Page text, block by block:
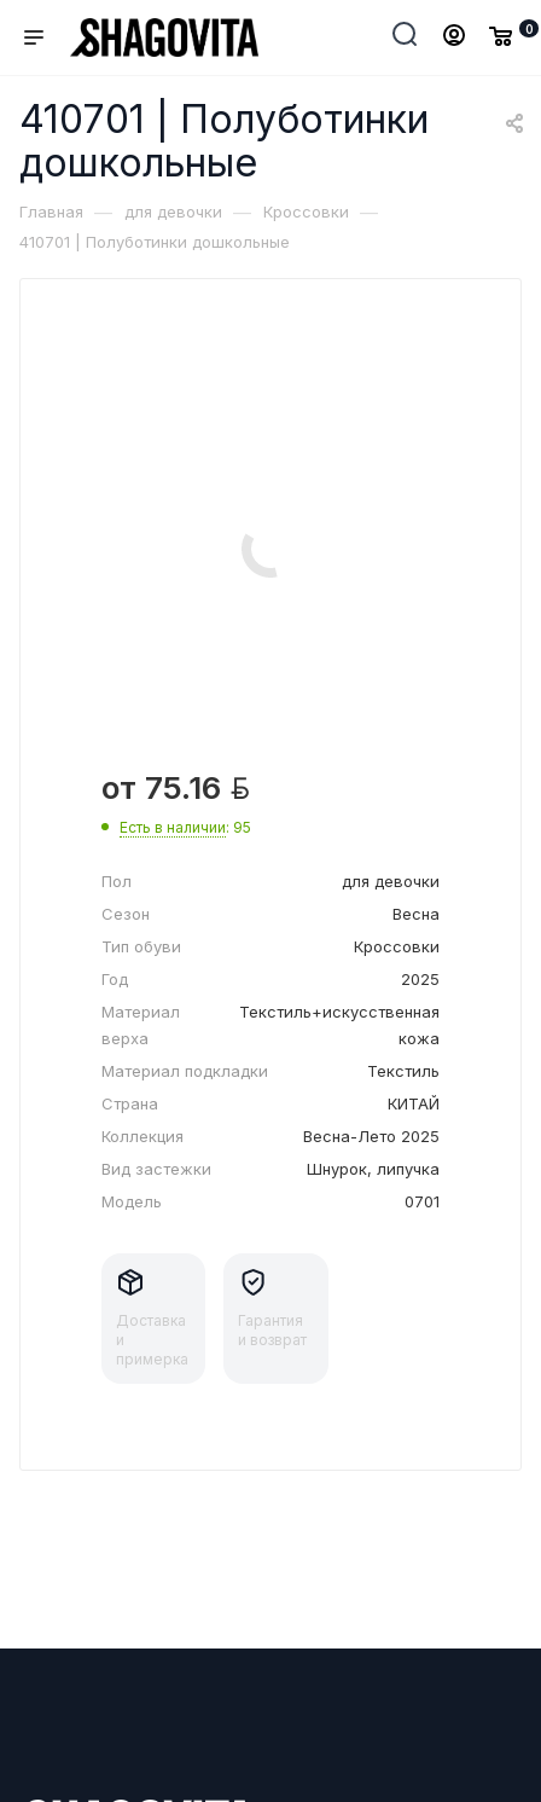
0
410701 | Полуботинки
дошкольные
Главная — для девочки — Кроссовки —
410701 | Полуботинки дошкольные
от 75.16 
Есть в наличии: 95
Пол
для девочки
Сезон
Весна
Тип обуви
Кроссовки
Год
2025
Материал
верха
Текстиль+искусственная
кожа
Материал подкладки
Текстиль
Страна
КИТАЙ
Коллекция
Весна-Лето 2025
Вид застежки
Шнурок, липучка
Модель
0701
Доставка
и
примерка
Гарантия
и возврат